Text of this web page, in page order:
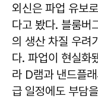
외신은 파업 유보
다고 봤다. 블룸버
의 생산 차질 우려
다. 파업이 현실화
라 D램과 낸드플
급 일정에도 부담